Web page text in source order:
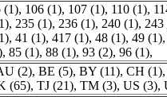
(1), 106 (1), 107 (1), 110 (1),
, 235 (1), 236 (1), 240 (1), 243
, 41 (1), 417 (1), 48 (1), 49 (1),
, 85 (1), 88 (1), 93 (2), 96 (1),
(2), BE (5), BY (11), CH (1),
(65), TJ (21), TM (3), US (3),